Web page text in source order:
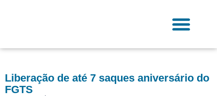
Liberação de até 7 saques aniversário do
FGTS